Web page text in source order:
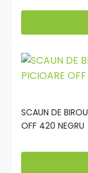
SCAUN DE
OFF 420 NEGRU